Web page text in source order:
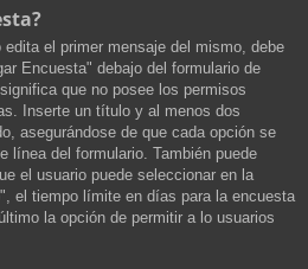
el primer mensaje del mismo, debe
Encuesta" debajo del formulario de
que no posee los permisos
Inserte un título y al menos dos
asegurándose de que cada opción se
línea del formulario. También puede
el usuario puede seleccionar en la
el tiempo límite en días para la encuesta
la opción de permitir a lo usuarios